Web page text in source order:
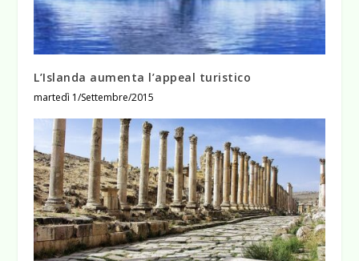
L’Islanda aumenta l’appeal turistico
martedì 1/Settembre/2015